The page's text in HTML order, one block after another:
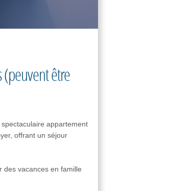
(peuvent être
appartement
offrant un séjour
des vacances en famille